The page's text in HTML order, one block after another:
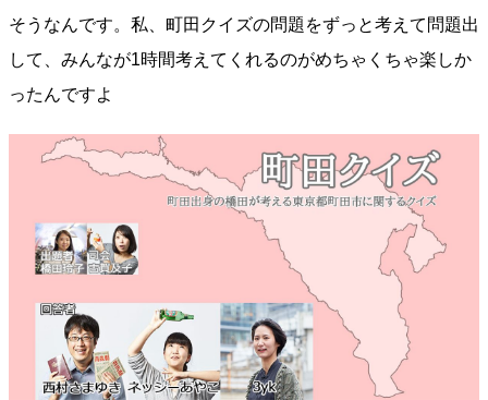
そうなんです。私、町田クイズの問題をずっと考えて問題出
して、みんなが1時間考えてくれるのがめちゃくちゃ楽しか
ったんですよ